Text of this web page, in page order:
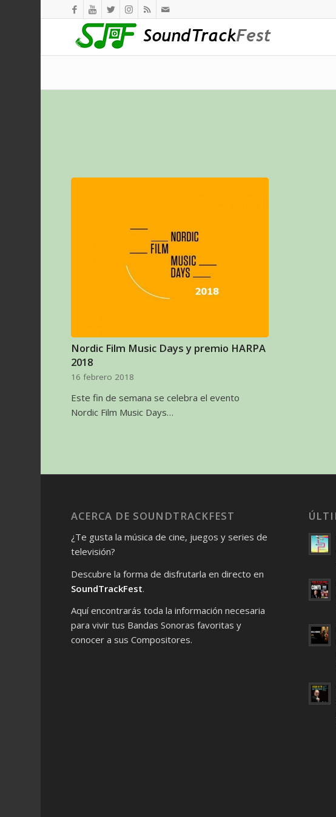
Nordic Film Music Days y premio HARPA
2018
16 febrero 2018
Este fin de semana se celebra el evento
Nordic Film Music Days…
ACERCA DE SOUNDTRACKFEST
¿Te gusta la música de cine, juegos y series de
televisión?
Descubre la forma de disfrutarla en directo en
SoundTrackFest.
Aquí encontrarás toda la información necesaria
para vivir tus Bandas Sonoras favoritas y
conocer a sus Compositores.